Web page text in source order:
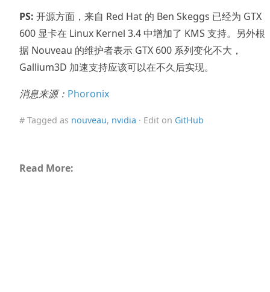
PS: 开源方面，来自 Red Hat 的 Ben Skeggs 已经为 GTX
600 显卡在 Linux Kernel 3.4 中增加了 KMS 支持。另外根
据 Nouveau 的维护者表示 GTX 600 系列变化不大，
Gallium3D 加速支持应该可以在不久后实现。
消息来源： Phoronix
# Tagged as nouveau, nvidia · Edit on GitHub
Read More: